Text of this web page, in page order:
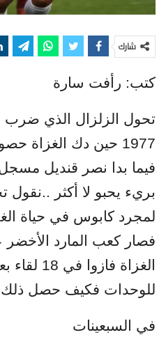
شارك
كتب: رأفت سارة
فيما بدا نصر قنديل
بريء يحبو لا أكثر ..نقول
لمجرد كابوس في حياة
فصار كعب المارد الأخضر
للوحدات فكيف حصل
في السبعينات